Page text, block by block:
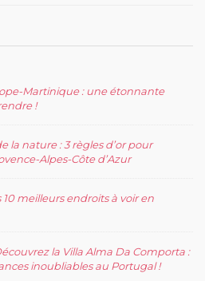
Martinique : une étonnante
!
la nature : 3 règles d’or pour
Alpes-Côte d’Azur
meilleurs endroits à voir en
la Villa Alma Da Comporta :
inoubliables au Portugal !